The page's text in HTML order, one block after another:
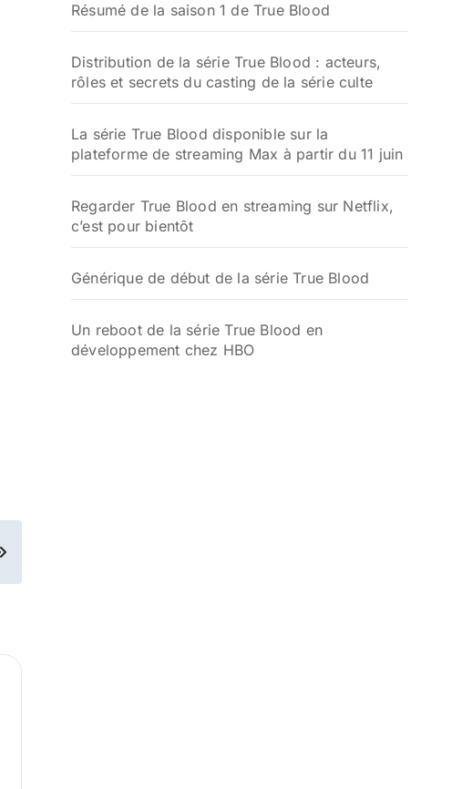
Résumé de la saison 1 de True Blood
Distribution de la série True Blood : acteurs,
rôles et secrets du casting de la série culte
La série True Blood disponible sur la
plateforme de streaming Max à partir du 11 juin
Regarder True Blood en streaming sur Netflix,
c’est pour bientôt
Générique de début de la série True Blood
Un reboot de la série True Blood en
développement chez HBO